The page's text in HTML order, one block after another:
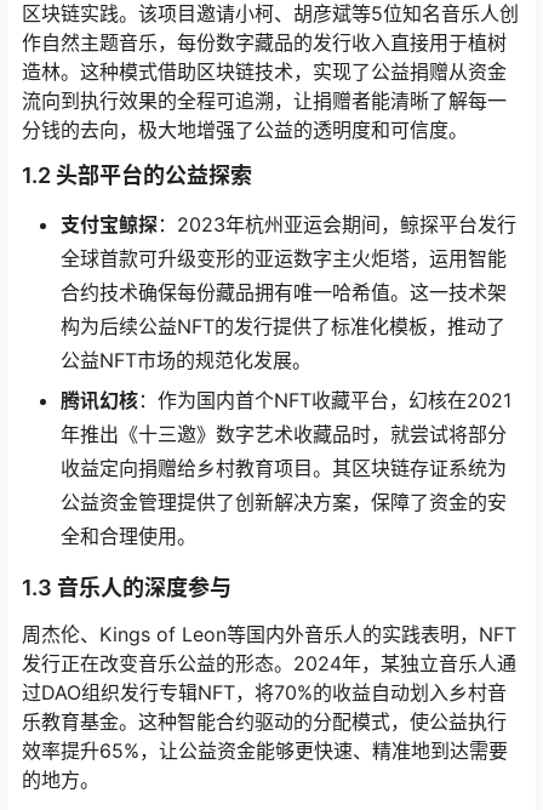
区块链实践。该项目邀请小柯、胡彦斌等5位知名音乐人创
作自然主题音乐，每份数字藏品的发行收入直接用于植树
造林。这种模式借助区块链技术，实现了公益捐赠从资金
流向到执行效果的全程可追溯，让捐赠者能清晰了解每一
分钱的去向，极大地增强了公益的透明度和可信度。
1.2 头部平台的公益探索
支付宝鲸探：2023年杭州亚运会期间，鲸探平台发行
全球首款可升级变形的亚运数字主火炬塔，运用智能
合约技术确保每份藏品拥有唯一哈希值。这一技术架
构为后续公益NFT的发行提供了标准化模板，推动了
公益NFT市场的规范化发展。
腾讯幻核：作为国内首个NFT收藏平台，幻核在2021
年推出《十三邀》数字艺术收藏品时，就尝试将部分
收益定向捐赠给乡村教育项目。其区块链存证系统为
公益资金管理提供了创新解决方案，保障了资金的安
全和合理使用。
1.3 音乐人的深度参与
周杰伦、Kings of Leon等国内外音乐人的实践表明，NFT
发行正在改变音乐公益的形态。2024年，某独立音乐人通
过DAO组织发行专辑NFT，将70%的收益自动划入乡村音
乐教育基金。这种智能合约驱动的分配模式，使公益执行
效率提升65%，让公益资金能够更快速、精准地到达需要
的地方。